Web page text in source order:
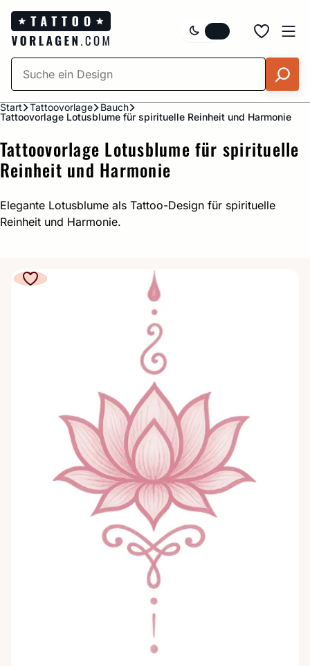
Zum
Inhalt
springen
Start Tattoovorlage
Bauch
Tattoovorlage Lotusblume für spirituelle Reinheit und Harmonie
Tattoovorlage Lotusblume für spirituelle
Reinheit und Harmonie
Elegante Lotusblume als Tattoo-Design für spirituelle
Reinheit und Harmonie.